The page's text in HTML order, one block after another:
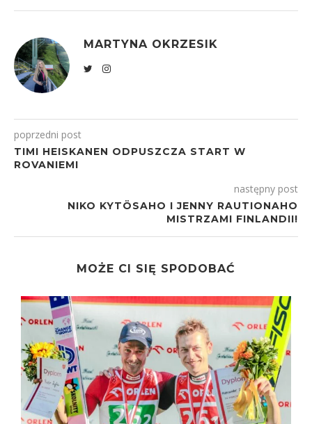
MARTYNA OKRZESIK
poprzedni post
TIMI HEISKANEN ODPUSZCZA START W
ROVANIEMI
następny post
NIKO KYTÖSAHO I JENNY RAUTIONAHO
MISTRZAMI FINLANDII!
MOŻE CI SIĘ SPODOBAĆ